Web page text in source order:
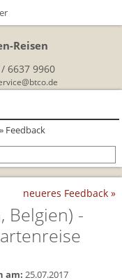
Reisen
6637 9960
Saga
» Feedback
neueres Feedback »
Belgien) -
am: 25.07.2017